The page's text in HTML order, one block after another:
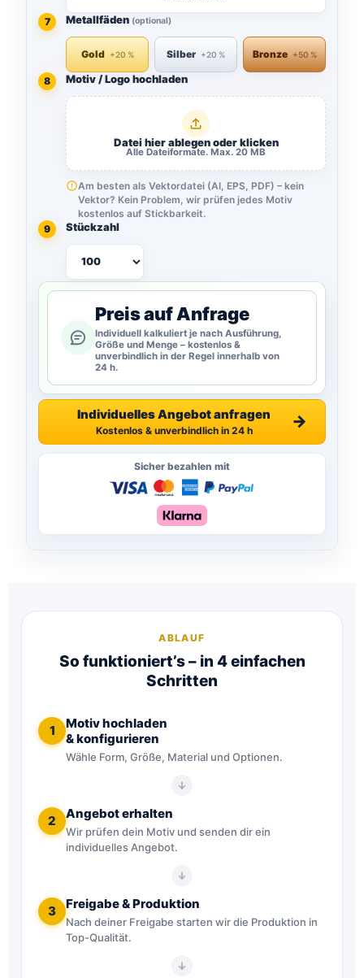
7 Metallfäden (optional)
Gold Silber Bronze
8 Motiv / Logo hochladen
Datei hier ablegen oder klicken
Alle Dateiformate. Max. 20 MB
Am besten als Vektordatei (AI, EPS, PDF) – kein
Vektor? Kein Problem, wir prüfen jedes Motiv
kostenlos auf Stickbarkeit.
9
Stückzahl
Preis auf Anfrage
Individuell kalkuliert je nach Ausführung,
Größe und Menge – kostenlos &
unverbindlich in der Regel innerhalb von
24 h.
Individuelles Angebot anfragen →
Kostenlos & unverbindlich in 24 h
Sicher bezahlen mit
ABLAUF
So funktioniert’s – in 4 einfachen
Schritten
1
Motiv hochladen
& konfigurieren
Wähle Form, Größe, Material und Optionen.
2 Angebot erhalten
Wir prüfen dein Motiv und senden dir ein
individuelles Angebot.
3 Freigabe & Produktion
Nach deiner Freigabe starten wir die Produktion in
Top-Qualität.